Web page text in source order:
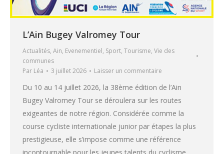
L’Ain Bugey Valromey Tour
Actualités, Ain, Evenementiel, Sport, Tourisme, Vie des
communes
Par Léa 3 juillet 2026 Laisser un commentaire
Du 10 au 14 juillet 2026, la 38ème édition de l’Ain
Bugey Valromey Tour se déroulera sur les routes
exigeantes de notre région. Considérée comme la
course cycliste internationale junior par étapes la plus
prestigieuse, elle s’impose comme une référence